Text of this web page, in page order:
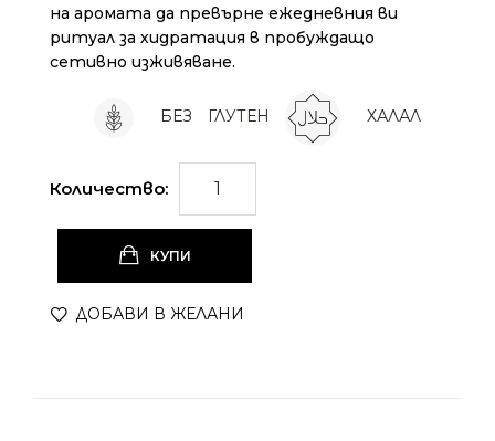
на аромата да превърне ежедневния ви
ритуал за хидратация в пробуждащо
сетивно изживяване.
БЕЗ ГЛУТЕН ХАЛАЛ
Количество:
КУПИ
ДОБАВИ В ЖЕЛАНИ